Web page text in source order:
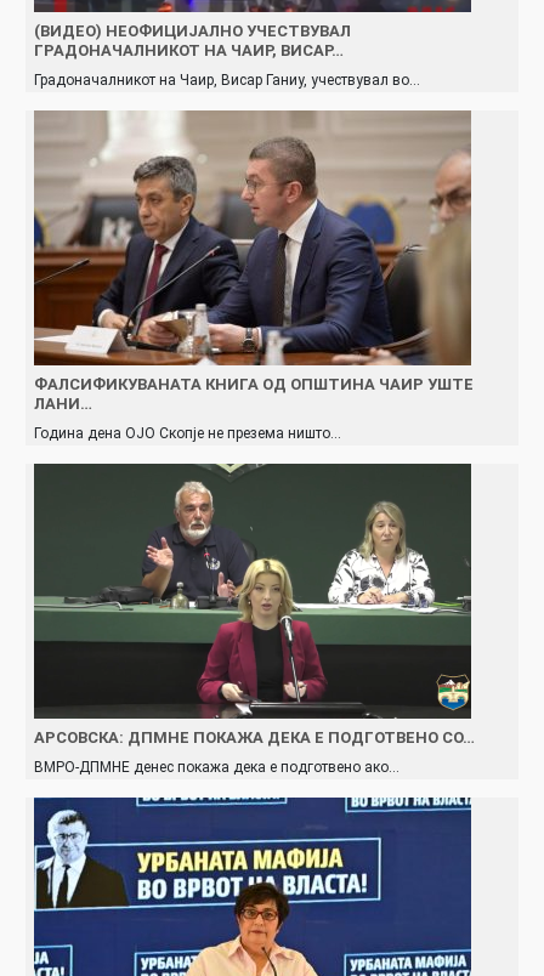
(ВИДЕО) НЕОФИЦИЈАЛНО УЧЕСТВУВАЛ
ГРАДОНАЧАЛНИКОТ НА ЧАИР, ВИСАР…
Градоначалникот на Чаир, Висар Ганиу, учествувал во…
ФАЛСИФИКУВАНАТА КНИГА ОД ОПШТИНА ЧАИР УШТЕ
ЛАНИ…
Година дена ОЈО Скопје не презема ништо…
АРСОВСКА: ДПМНЕ ПОКАЖА ДЕКА Е ПОДГОТВЕНО СО…
ВМРО-ДПМНЕ денес покажа дека е подготвено ако…